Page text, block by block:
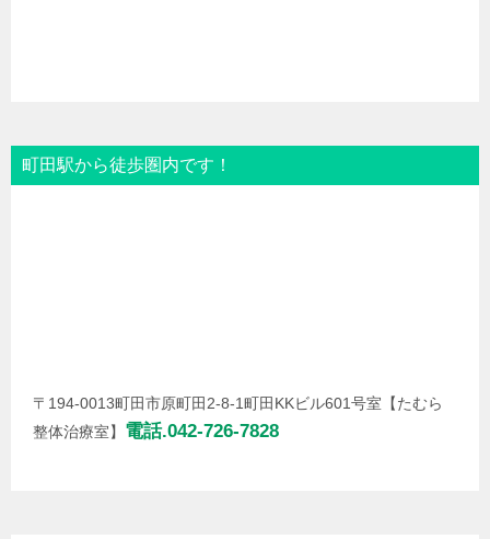
町田駅から徒歩圏内です！
〒194-0013町田市原町田2-8-1町田KKビル601号室【たむら
整体治療室】 電話.042-726-7828